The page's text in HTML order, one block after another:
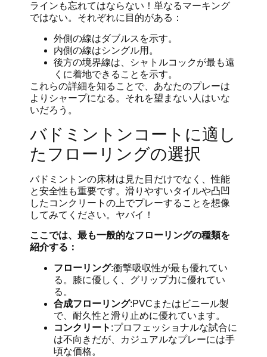
ラインも忘れてはならない！単なるマーキング
ではない。それぞれに目的がある：
外側の線はダブルスを示す。
内側の線はシングル用。
後方の境界線は、シャトルコックが最も遠
くに着地できることを示す。
これらの詳細を知ることで、あなたのプレーは
よりシャープになる。それを望まない人はいな
いだろう。
バドミントンコートに適し
たフローリングの選択
バドミントンの床材は見た目だけでなく、性能
と安全性も重要です。滑りやすいタイルや凸凹
したコンクリートの上でプレーすることを想像
してみてください。ヤバイ！
ここでは、最も一般的なフローリングの種類を
紹介する：
フローリング:衝撃吸収性が最も優れてい
る。膝に優しく、グリップ力に優れてい
る。
合成フローリング:PVCまたはビニール製
で、耐久性と滑り止めに優れています。
コンクリート :プロフェッショナルな試合に
は不向きだが、カジュアルなプレーには手
頃な価格。